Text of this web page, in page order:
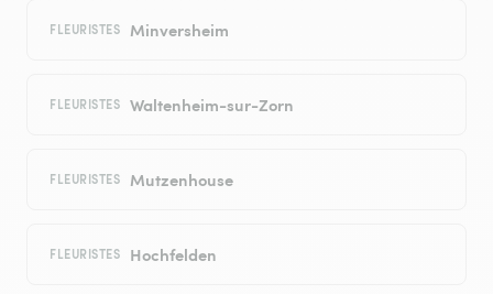
FLEURISTES Minversheim
FLEURISTES Waltenheim-sur-Zorn
FLEURISTES Mutzenhouse
FLEURISTES Hochfelden